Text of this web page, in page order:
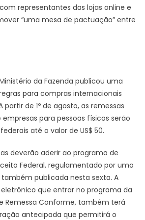
representantes das lojas online e
“uma mesa de pactuação” entre
da Fazenda publicou uma
para compras internacionais
de 1º de agosto, as remessas
para pessoas físicas serão
até o valor de US$ 50.
deverão aderir ao programa de
Federal, regulamentado por uma
publicada nesta sexta. A
que entrar no programa da
Remessa Conforme, também terá
antecipada que permitirá o